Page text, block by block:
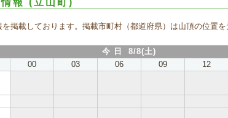
報 (立山町)
掲載しております。掲載市町村（都道府県）は山頂の位置を
今 日 8/8(土)
00 03 06 09 12